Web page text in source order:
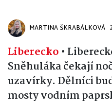
MARTINA ŠKRABÁLKOVÁ
Liberecko •
Sněhuláka čekají
uzavírky. Dělníci
mosty vodním